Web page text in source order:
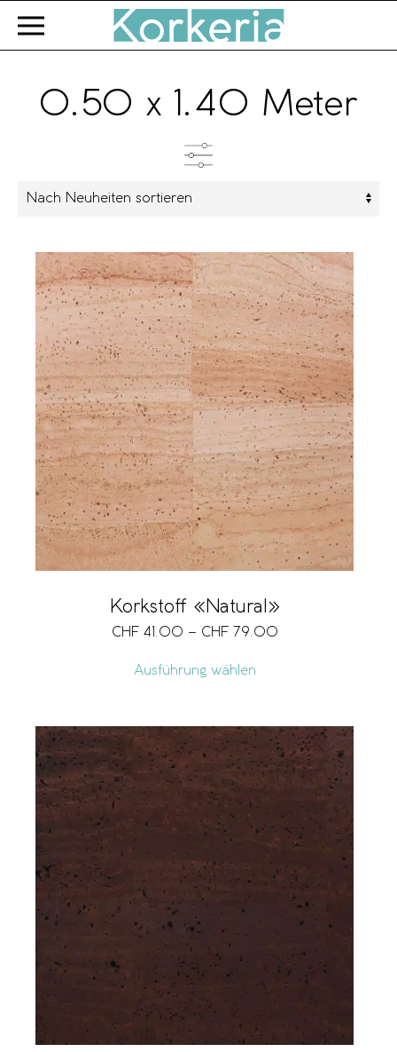
Zum Hauptinhalt springen
0.50 x 1.40 Meter
Kategorien
Farbe
Marke
Breite
Grösse
Vegan
Korkstoff «Natural»
CHF 41.00 – CHF 79.00
Ausführung wählen